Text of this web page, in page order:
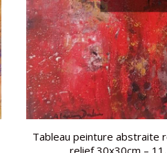
Tableau peinture abstraite
relief 30x30cm –